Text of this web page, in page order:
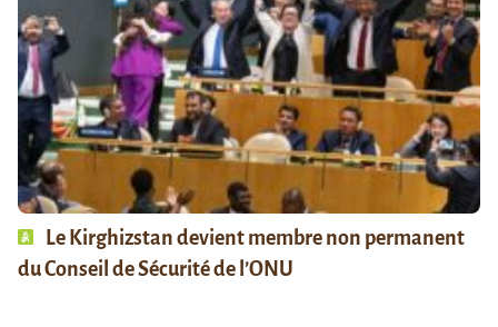
Le Kirghizstan devient membre non permanent
du Conseil de Sécurité de l’ONU